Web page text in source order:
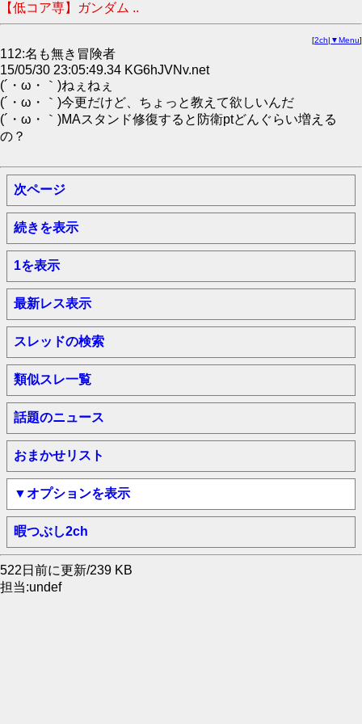
【低コア専】ガンダム ..
[2ch| ▼Menu]
112:名も無き冒険者
15/05/30 23:05:49.34 KG6hJVNv.net
(´・ω・｀)ねぇねぇ
(´・ω・｀)今更だけど、ちょっと教えて欲しいんだ
(´・ω・｀)MAスタンド修復すると防衛ptどんぐらい増える
の？
次ページ
続きを表示
1を表示
最新レス表示
スレッドの検索
類似スレ一覧
話題のニュース
おまかせリスト
▼オプションを表示
暇つぶし2ch
522日前に更新/239 KB
担当:undef